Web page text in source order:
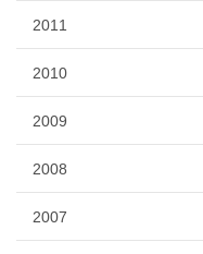
2011
2010
2009
2008
2007